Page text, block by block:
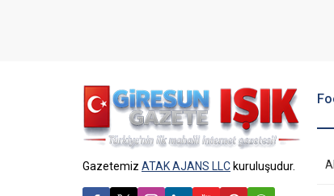
Gazetemiz ATAK AJANS LLC kuruluşudur.